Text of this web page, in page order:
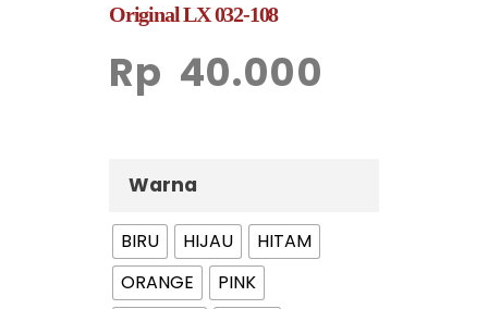
Original LX 032-108
Rp 40.000
Warna
BIRU HIJAU
HITAM
ORANGE
PINK